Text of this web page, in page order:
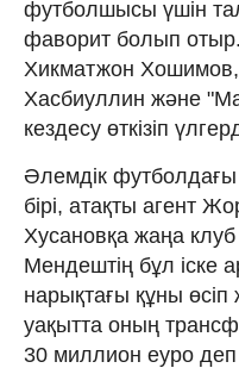
футболшысы үшін
фаворит болып
Хикматжон Хошимов,
Хасбиуллин және
кездесу өткізіп
Әлемдік
бірі, атақты агент
Хусановқа жаңа клуб
Мендештің бұл
нарықтағы құны өсіп
уақытта оның
30 миллион еуро